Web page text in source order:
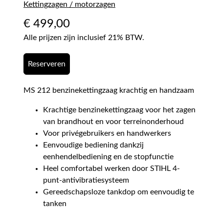
Kettingzagen / motorzagen
€ 499,00
Alle prijzen zijn inclusief 21% BTW.
Reserveren
MS 212 benzinekettingzaag krachtig en handzaam
Krachtige benzinekettingzaag voor het zagen
van brandhout en voor terreinonderhoud
Voor privégebruikers en handwerkers
Eenvoudige bediening dankzij
eenhendelbediening en de stopfunctie
Heel comfortabel werken door STIHL 4-
punt-antivibratiesysteem
Gereedschapsloze tankdop om eenvoudig te
tanken